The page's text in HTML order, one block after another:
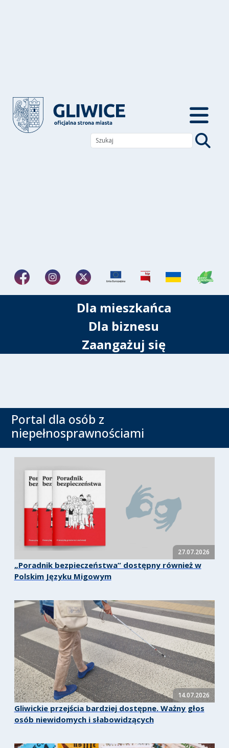
Dla mieszkańca
Dla biznesu
Zaangażuj się
Portal dla osób z
niepełnosprawnościami
27.07.2026
„Poradnik bezpieczeństwa” dostępny również w
Polskim Języku Migowym
14.07.2026
Gliwickie przejścia bardziej dostępne. Ważny głos
osób niewidomych i słabowidzących